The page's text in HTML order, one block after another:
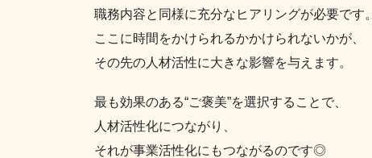
職務内容と同様に充分なヒアリングが必要です。
ここに時間をかけられるかかけられないかが、
その先の人材活性に大きな影響を与えます。
最も効果のある“ご褒美”を選択することで、
人材活性化につながり、
それが事業活性化にもつながるのです◎